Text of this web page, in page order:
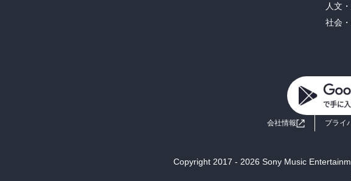
人文
社会
会社情報 プライ
Copyright 2017 - 2026 Sony Music